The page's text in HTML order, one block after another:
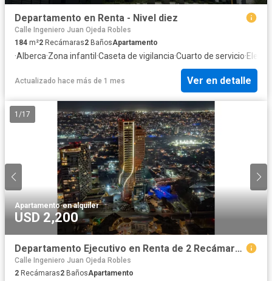
Departamento en Renta - Nivel diez
Calle Ingeniero Juan Ojeda Robles
184 m²2 Recámaras2 BañosApartamento
·Alberca·Zona infantil ·Caseta de vigilancia·Cuarto de servicio·
Actualizado hace más de 1 mes Ver en detalle
1 /17
Apartamento·en alquiler
USD 2,200
Departamento Ejecutivo en Renta de 2 Recámaras (100 m²) | Link
Calle Ingeniero Juan Ojeda Robles
2 Recámaras2 BañosApartamento